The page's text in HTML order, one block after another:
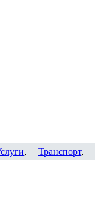
, Транспорт,